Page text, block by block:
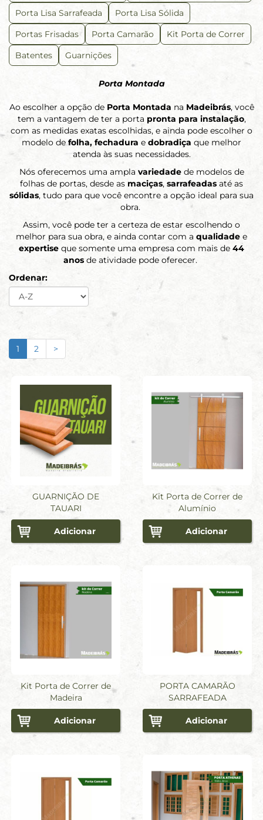
Porta Lisa Sarrafeada
Porta Lisa Sólida
Portas Frisadas
Porta Camarão
Kit Porta de Correr
Batentes
Guarnições
Porta Montada
Ao escolher a opção de Porta Montada na Madeibrás, você
tem a vantagem de ter a porta pronta para instalação,
com as medidas exatas escolhidas, e ainda pode escolher o
modelo de folha, fechadura e dobradiça que melhor
atenda às suas necessidades.
Nós oferecemos uma ampla variedade de modelos de
folhas de portas, desde as maciças, sarrafeadas até as
sólidas, tudo para que você encontre a opção ideal para sua
obra.
Assim, você pode ter a certeza de estar escolhendo o
melhor para sua obra, e ainda contar com a qualidade e
expertise que somente uma empresa com mais de 44
anos de atividade pode oferecer.
Ordenar:
1 2 >
GUARNIÇÃO DE
TAUARI
Adicionar
Kit Porta de Correr de
Alumínio
Adicionar
Kit Porta de Correr de
Madeira
Adicionar
PORTA CAMARÃO
SARRAFEADA
Adicionar